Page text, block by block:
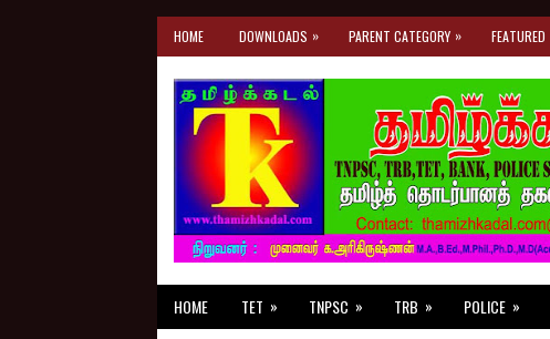
HOME DOWNLOADS » PARENT CATEGORY » FEATURED
HOME TET » TNPSC » TRB » POLICE »